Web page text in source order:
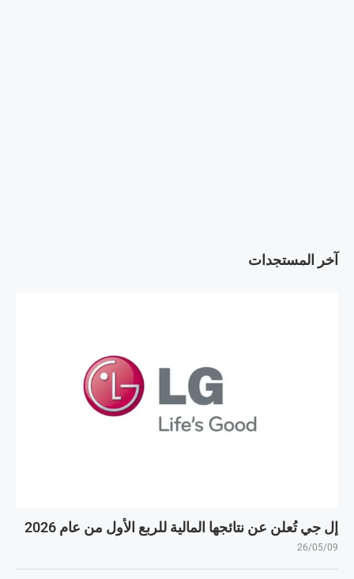
آخر المستجدات
إل جي تُعلن عن نتائجها المالية للربع الأول من عام 2026
26/05/09